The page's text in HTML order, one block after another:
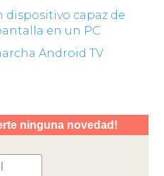
dispositivo capaz de
en un PC
Android TV